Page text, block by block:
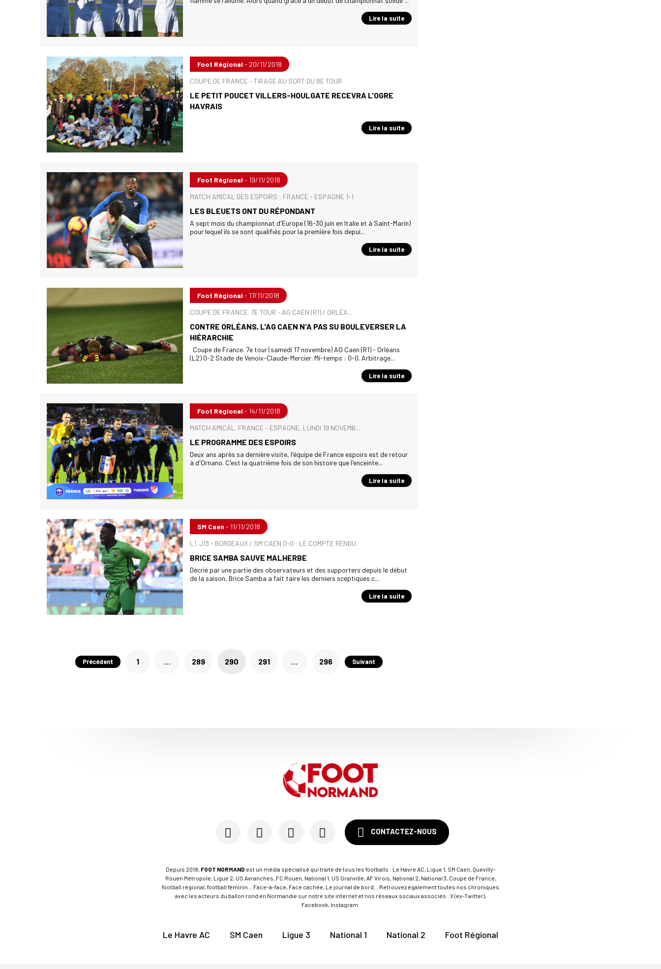
Lire la suite
Foot Régional - 20/11/2018
COUPE DE FRANCE - TIRAGE AU SORT DU 8E TOUR
LE PETIT POUCET VILLERS-HOULGATE RECEVRA L'OGRE
HAVRAIS
Lire la suite
Foot Régional - 19/11/2018
MATCH AMICAL DES ESPOIRS : FRANCE - ESPAGNE 1-1
LES BLEUETS ONT DU RÉPONDANT
A sept mois du championnat d'Europe (16-30 juin en Italie et à Saint-Marin)
pour lequel ils se sont qualifiés pour la première fois depui...
Lire la suite
Foot Régional - 17/11/2018
COUPE DE FRANCE. 7E TOUR - AG CAEN (R1) / ORLÉA...
CONTRE ORLÉANS, L'AG CAEN N'A PAS SU BOULEVERSER LA
HIÉRARCHIE
Coupe de France. 7e tour (samedi 17 novembre) AG Caen (R1) - Orléans
(L2) 0-2 Stade de Venoix-Claude-Mercier. Mi-temps : 0-0. Arbitrage...
Lire la suite
Foot Régional - 14/11/2018
MATCH AMICAL. FRANCE - ESPAGNE, LUNDI 19 NOVEMB...
LE PROGRAMME DES ESPOIRS
Deux ans après sa dernière visite, l'équipe de France espoirs est de retour
à d'Ornano. C'est la quatrième fois de son histoire que l'enceinte...
Lire la suite
SM Caen - 11/11/2018
L1. J13 - BORDEAUX / SM CAEN 0-0 : LE COMPTE RENDU
BRICE SAMBA SAUVE MALHERBE
Décrié par une partie des observateurs et des supporters depuis le début
de la saison, Brice Samba a fait taire les derniers sceptiques c...
Lire la suite
PaginationPrécédent 1 … 289 290 291 … 296 Suivant
CONTACTEZ-NOUS
Depuis 2018, FOOT NORMAND est un média spécialisé qui traite de tous les footballs : Le Havre AC, Ligue 1, SM Caen, Quevilly-
Rouen Métropole, Ligue 2, US Avranches, FC Rouen, National 1, US Granville, AF Virois, National 2, National 3, Coupe de France,
football régional, football féminin... Face-à-face, Face cachée, Le journal de bord... Retrouvez également toutes nos chroniques
avec les acteurs du ballon rond en Normandie sur notre site internet et nos réseaux sociaux associés : X (ex-Twitter),
Facebook, Instagram.
Le Havre AC SM Caen Ligue 3 National 1 National 2 Foot Régional